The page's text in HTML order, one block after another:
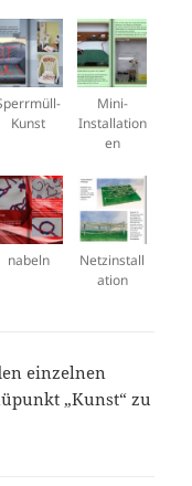
Kunst
Mini-
Installation
en
nabeln
Netzinstall
ation
einzelnen
„Kunst“ zu